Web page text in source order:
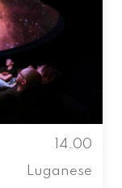
14.00
Luganese